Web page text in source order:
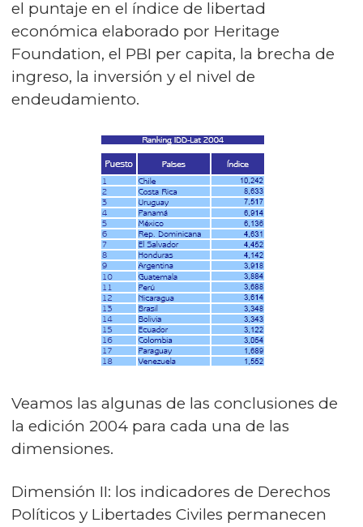
el puntaje en el índice de libertad
económica elaborado por Heritage
Foundation, el PBI per capita, la brecha de
ingreso, la inversión y el nivel de
endeudamiento.
Veamos las algunas de las conclusiones de
la edición 2004 para cada una de las
dimensiones.
Dimensión II: los indicadores de Derechos
Políticos y Libertades Civiles permanecen